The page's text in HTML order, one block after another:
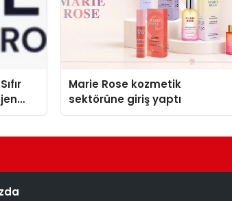
ve
Marie Rose kozmetik
sektörüne giriş yaptı